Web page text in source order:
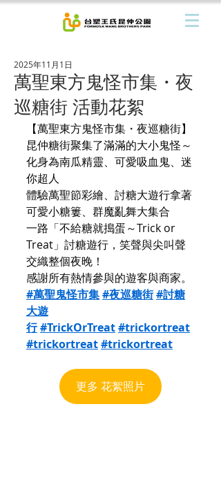
萬聖東方鬼怪市集・夜
巡糖街 活動花絮
2025年11月1日
【萬聖東方鬼怪市集・夜巡糖街】
昆仲糖街聚集了滿滿的大小鬼怪～
化身為南瓜精靈、可愛吸血鬼、迷
你超人
體驗萬聖節彩繪、討糖大遊行拿著
可愛小糖簍、群魔亂舞大集合
一路「不給糖就搗蛋～Trick or
Treat」討糖遊行，笑聲與尖叫聲
交織整個夜晚！
感謝所有熱情參與的遊客與商家。
#萬聖鬼怪市集#夜巡糖街#討糖
大遊
行#TrickOrTreat#trickortreat
#trickortreat#trickortreat
更多 花絮照片